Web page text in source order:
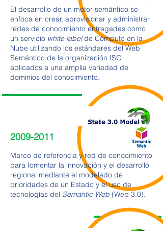
El desarrollo de un motor semántico se
enfoca en crear, aprovisionar y administrar
redes de conocimiento entregadas como
un servicio white labelde Cómputo en la
Nube utilizando los estándares del Web
Semántico de la organización ISO
aplicados a una amplia variedad de
dominios del conocimiento.
2009-2011
Marco de referencia y red de conocimiento
para fomentar la innovación y el desarrollo
regional mediante el modelado de
prioridades de un Estado y el uso de
tecnologías del Semantic Web (Web 3.0).